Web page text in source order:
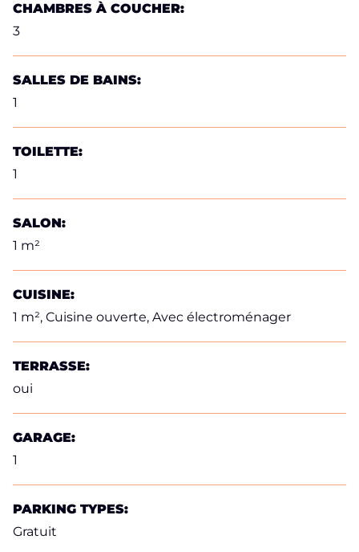
CHAMBRES À COUCHER:
3
SALLES DE BAINS:
1
TOILETTE:
1
SALON:
1 m²
CUISINE:
1 m², Cuisine ouverte, Avec électroménager
TERRASSE:
oui
GARAGE:
1
PARKING TYPES:
Gratuit